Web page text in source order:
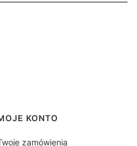
KONTO
zamówienia